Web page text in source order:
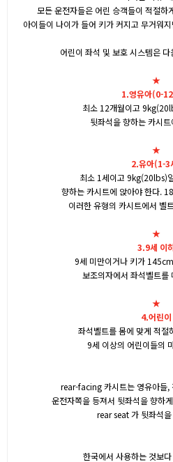
모든 운전자들은 어린 승객들이 적절하
아이들이 나이가 들어 키가 커지고 무거워
어린이 좌석 및 보호 시스템은
★
1.영유아(0-12
최소 12개월이고
뒷좌석을 향하는 카시
★
2.유아(1-3
최소 1세이고 9kg(20lbs)
향하는 카시트에 앉아야 한다.
이러한 유형의 카시트에서 벨
★
3.9세 이
9세 미만이거나 키가
보조의자에서 좌석벨트를
★
4.어린이
좌석벨트를 몸에 맞게 적절
9세 이상의 어린이들의
rear-facing 카시트는 영유아들,
운전자쪽을 등져서 뒷좌석을 향하
rear seat 가 뒷좌석
한국에서 사용하는 것보